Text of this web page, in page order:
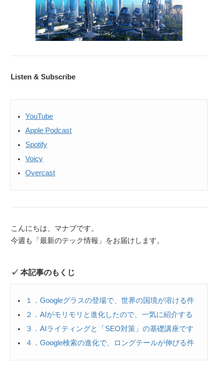
Listen & Subscribe
YouTube
Apple Podcast
Spotify
Voicy
Overcast
こんにちは、マナブです。
今週も「最新のテック情報」をお届けします。
本記事のもくじ
１．Googleグラスの登場で、世界の国境が溶ける件
２．AIがモリモリと進化したので、一気に紹介する
３．AIライティングと「SEO対策」の基礎講座です
４．Google検索の進化で、ロングテールが伸びる件